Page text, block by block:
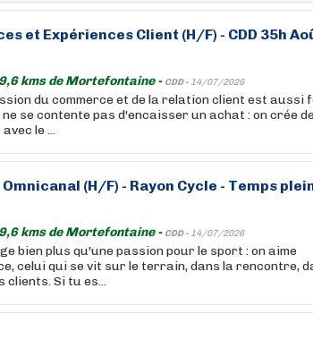
et Expériences Client (H/F) - CDD 35h
kms de Mortefontaine - CDD - 14/07/2026
du commerce et de la relation client est aussi
se contente pas d'encaisser un achat : on crée
le ...
(H/F) - Rayon Cycle - Temps
kms de Mortefontaine - CDD - 14/07/2026
bien plus qu'une passion pour le sport : on aime
celui qui se vit sur le terrain, dans la rencontre,
clients. Si tu es...